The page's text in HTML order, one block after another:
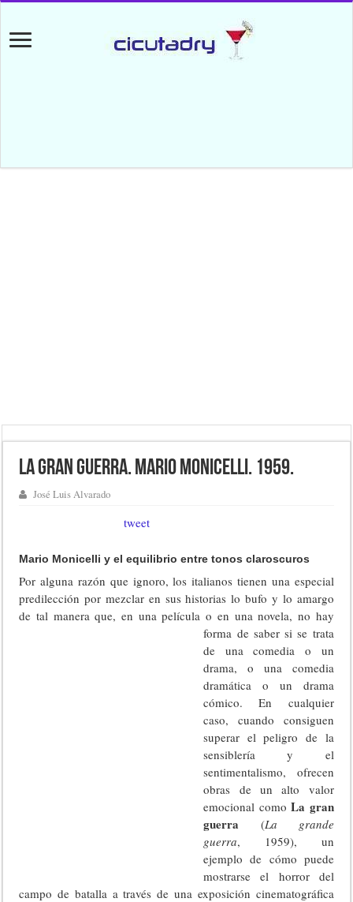
La gran guerra. Mario Monicelli. 1959.
José Luis Alvarado
tweet
Mario Monicelli y el equilibrio entre tonos claroscuros
Por alguna razón que ignoro, los italianos tienen una especial
predilección por mezclar en sus historias lo bufo y lo amargo
de tal manera que, en una película o en una novela, no hay
forma de saber si se trata
de una comedia o un
drama, o una comedia
dramática o un drama
cómico. En cualquier
caso, cuando consiguen
superar el peligro de la
sensiblería y el
sentimentalismo, ofrecen
obras de un alto valor
emocional comoLa gran
guerra (La grande
guerra, 1959), un
ejemplo de cómo puede
mostrarse el horror del
campo de batalla a través de una exposición cinematográfica